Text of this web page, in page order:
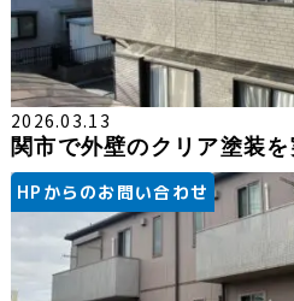
2026.03.13
関市で外壁のクリア塗装
HPからのお問い合わせ